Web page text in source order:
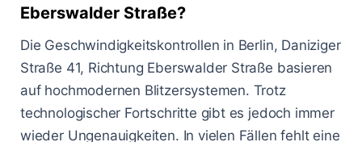
Eberswalder Straße?
Die Geschwindigkeitskontrollen in Berlin, Daniziger
Straße 41, Richtung Eberswalder Straße basieren
auf hochmodernen Blitzersystemen. Trotz
technologischer Fortschritte gibt es jedoch immer
wieder Ungenauigkeiten. In vielen Fällen fehlt eine